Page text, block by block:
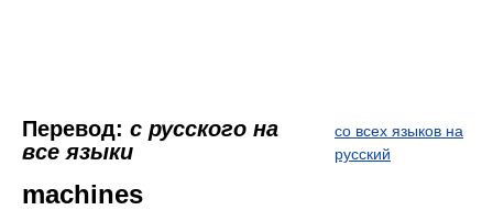
Перевод: с русского на
все языки
со всех языков на
русский
machines